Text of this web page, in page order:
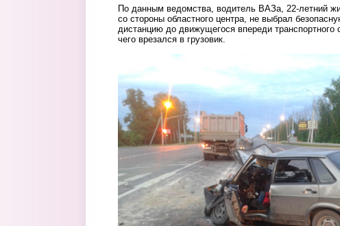
По данным ведомства, водитель ВАЗа, 22-летний
со стороны областного центра, не выбрал
дистанцию до движущегося впереди транспортного
чего врезался в грузовик.